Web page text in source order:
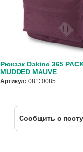
Рюкзак Dakine 365
MUDDED MAUVE
Артикул: 08130085
Cообщить о